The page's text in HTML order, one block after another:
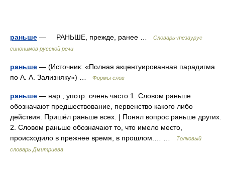
раньше — РАНЬШЕ, прежде, ранее …
Словарь-тезаурус
синонимов русской речи
раньше — (Источник: «Полная акцентуированная парадигма
по А. А. Зализняку») …
Формы слов
раньше — нар., употр. очень часто 1. Словом раньше
обозначают предшествование, первенство какого либо
действия. Пришёл раньше всех. | Понял вопрос раньше других.
2. Словом раньше обозначают то, что имело место,
происходило в прежнее время, в прошлом.… …
Толковый
словарь Дмитриева